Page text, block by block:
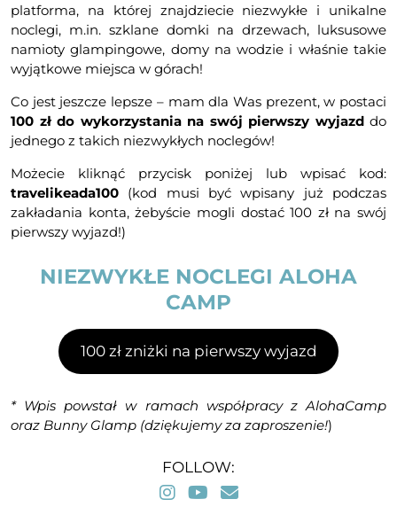
platforma, na której znajdziecie niezwykłe i unikalne
noclegi, m.in. szklane domki na drzewach, luksusowe
namioty glampingowe, domy na wodzie i właśnie takie
wyjątkowe miejsca w górach!
Co jest jeszcze lepsze – mam dla Was prezent, w postaci
100 zł do wykorzystania na swój pierwszy wyjazddo
jednego z takich niezwykłych noclegów!
Możecie kliknąć przycisk poniżej lub wpisać kod:
travelikeada100 (kod musi być wpisany już podczas
zakładania konta, żebyście mogli dostać 100 zł na swój
pierwszy wyjazd!)
NIEZWYKŁE NOCLEGI ALOHA
CAMP
100 zł zniżki na pierwszy wyjazd
* Wpis powstał w ramach współpracy z AlohaCamp
oraz Bunny Glamp (dziękujemy za zaproszenie!)
FOLLOW: